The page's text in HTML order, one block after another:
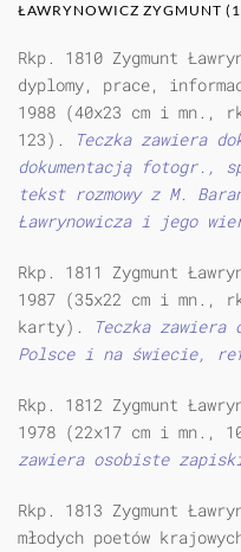
ŁAWRYNOWICZ ZYGMUNT
Rkp. 1810 Zygmunt
dyplomy, prace,
1988 (40x23 cm i
123).
Teczka zawiera
dokumentacją fotogr.,
tekst rozmowy z M.
Ławrynowicza i jego
Rkp. 1811 Zygmunt
1987 (35x22 cm i mn.,
karty).
Teczka zawiera
Polsce i na świecie,
Rkp. 1812 Zygmunt
1978 (22x17 cm i mn.,
zawiera osobiste
Rkp. 1813 Zygmunt
młodych poetów